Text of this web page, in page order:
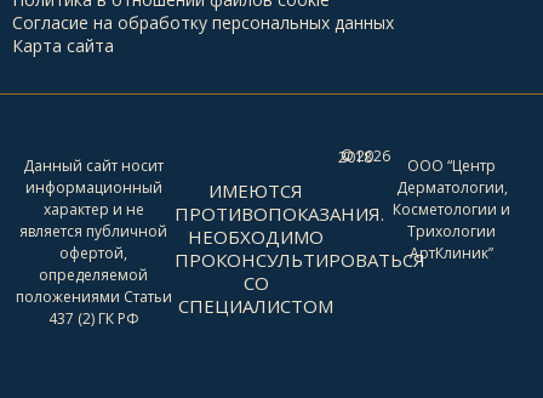
Согласие на обработку персональных данных
Карта сайта
Данный сайт носит
информационный
характер и не
является публичной
офертой,
определяемой
положениями Статьи
437 (2) ГК РФ
ИМЕЮТСЯ
ПРОТИВОПОКАЗАНИЯ.
НЕОБХОДИМО
ПРОКОНСУЛЬТИРОВАТЬСЯ
СО
СПЕЦИАЛИСТОМ
© 2018 - 2026
ООО “Центр
Дерматологии,
Косметологии и
Трихологии
АртКлиник”